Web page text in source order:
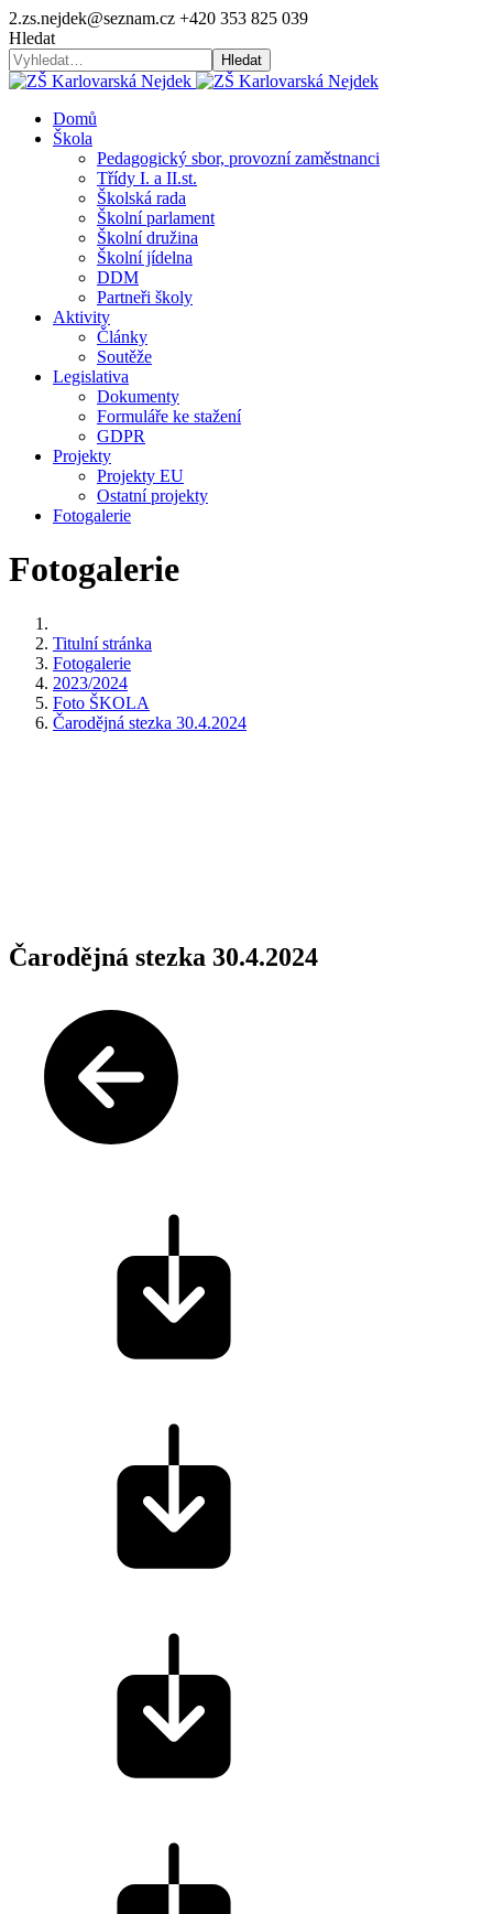
2.zs.nejdek@seznam.cz +420 353 825 039
Hledat
Hledat
Domů
Škola
Pedagogický sbor, provozní zaměstnanci
Třídy I. a II.st.
Školská rada
Školní parlament
Školní družina
Školní jídelna
DDM
Partneři školy
Aktivity
Články
Soutěže
Legislativa
Dokumenty
Formuláře ke stažení
GDPR
Projekty
Projekty EU
Ostatní projekty
Fotogalerie
Fotogalerie
Titulní stránka
Fotogalerie
2023/2024
Foto ŠKOLA
Čarodějná stezka 30.4.2024
Čarodějná stezka 30.4.2024